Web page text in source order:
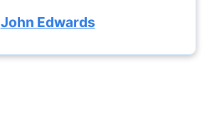
John Edwards